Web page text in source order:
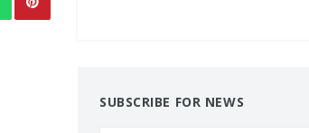
SUBSCRIBE FOR NEWS